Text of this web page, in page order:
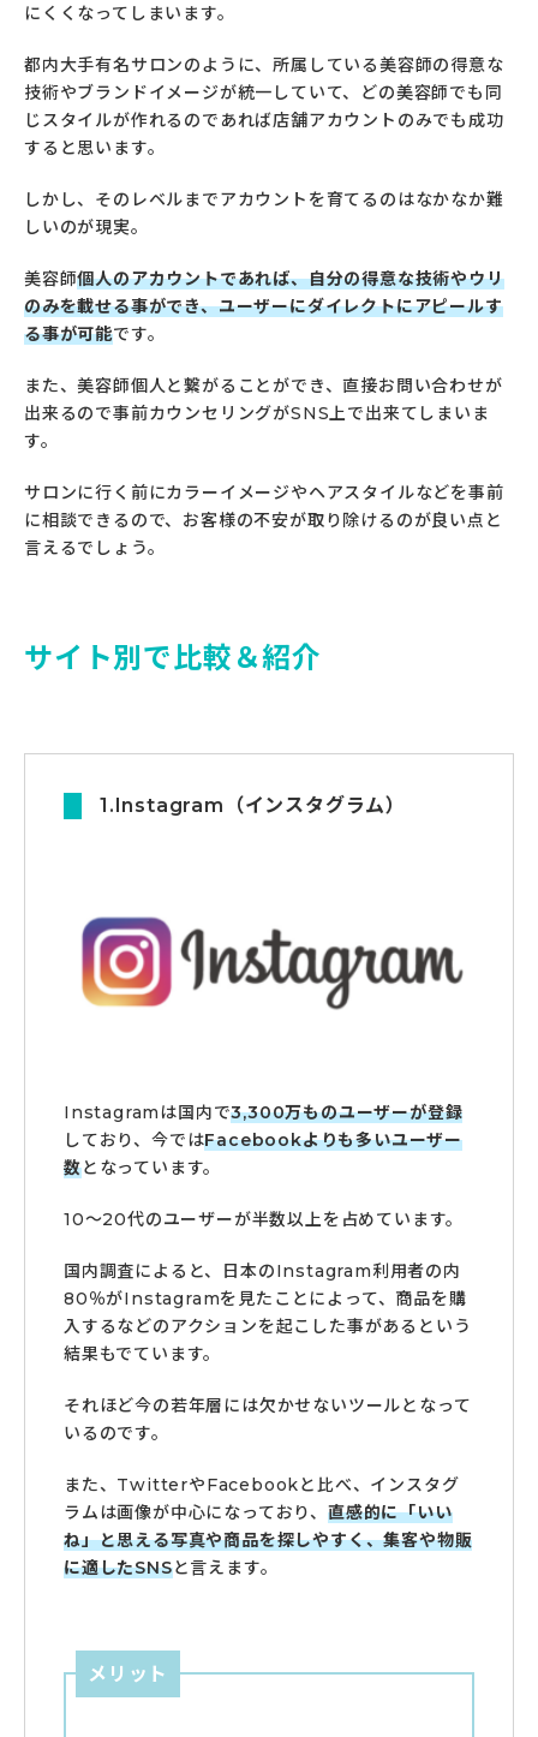
にくくなってしまいます。
都内大手有名サロンのように、所属している美容師の得意な
技術やブランドイメージが統一していて、どの美容師でも同
じスタイルが作れるのであれば店舗アカウントのみでも成功
すると思います。
しかし、そのレベルまでアカウントを育てるのはなかなか難
しいのが現実。
美容師個人のアカウントであれば、自分の得意な技術やウリ
のみを載せる事ができ、ユーザーにダイレクトにアピールす
る事が可能です。
また、美容師個人と繋がることができ、直接お問い合わせが
出来るので事前カウンセリングがSNS上で出来てしまいま
す。
サロンに行く前にカラーイメージやヘアスタイルなどを事前
に相談できるので、お客様の不安が取り除けるのが良い点と
言えるでしょう。
サイト別で比較＆紹介
1.Instagram（インスタグラム）
Instagramは国内で3,300万ものユーザーが登録
しており、今ではFacebookよりも多いユーザー
数となっています。
10～20代のユーザーが半数以上を占めています。
国内調査によると、日本のInstagram利用者の内
80％がInstagramを見たことによって、商品を購
入するなどのアクションを起こした事があるという
結果もでています。
それほど今の若年層には欠かせないツールとなって
いるのです。
また、TwitterやFacebookと比べ、インスタグ
ラムは画像が中心になっており、 直感的に「いい
ね」と思える写真や商品を探しやすく、集客や物販
に適したSNSと言えます。
メリット